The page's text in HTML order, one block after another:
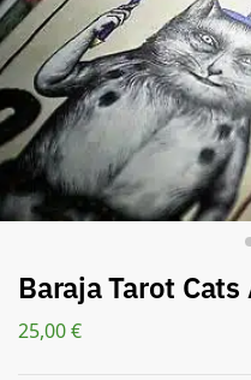
Baraja Tarot Cats
25,00€